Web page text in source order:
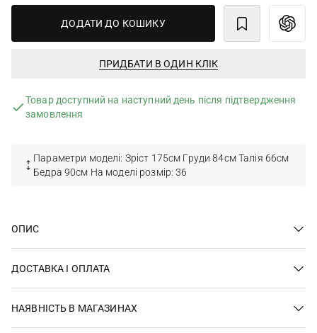
ДОДАТИ ДО КОШИКУ
ПРИДБАТИ В ОДИН КЛІК
Товар доступний на наступний день після підтвердження
замовлення
Параметри моделі: Зріст 175см Груди 84см Талія 66см
Бедра 90см На моделі розмір: 36
ОПИС
ДОСТАВКА І ОПЛАТА
НАЯВНІСТЬ В МАГАЗИНАХ